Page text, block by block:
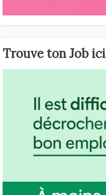
Trouve ton Job ici